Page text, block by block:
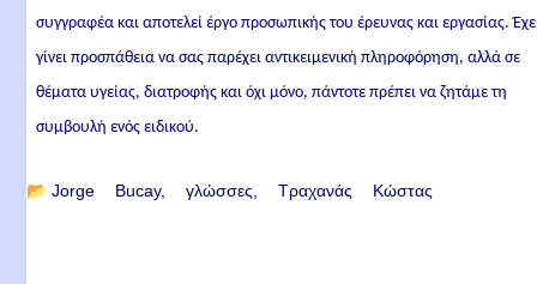
συγγραφέα και αποτελεί έργο προσωπικής του έρευνας και εργασίας.
γίνει προσπάθεια να σας παρέχει αντικειμενική πληροφόρηση, αλλά σε
θέματα υγείας, διατροφής και όχι μόνο, πάντοτε πρέπει να ζητάμε τη
συμβουλή ενός ειδικού.
📂 Jorge Bucay γλώσσες Τραχανάς Κώστας